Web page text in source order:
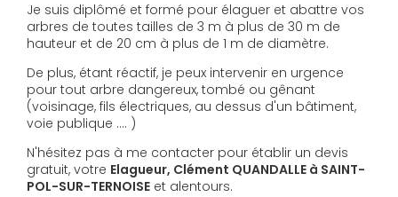
Je suis diplômé et formé pour élaguer et abattre vos
arbres de toutes tailles de 3 m à plus de 30 m de
hauteur et de 20 cm à plus de 1 m de diamètre.
De plus, étant réactif, je peux intervenir en urgence
pour tout arbre dangereux, tombé ou gênant
(voisinage, fils électriques, au dessus d'un bâtiment,
voie publique .... )
N'hésitez pas à me contacter pour établir un devis
gratuit, votre Elagueur, Clément QUANDALLE à SAINT-
POL-SUR-TERNOISE et alentours.